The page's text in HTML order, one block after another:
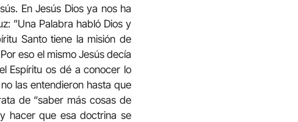
En Jesús Dios ya nos ha
”Una Palabra habló Dios y
Santo tiene la misión de
eso el mismo Jesús decía
Espíritu os dé a conocer lo
las entendieron hasta que
de “saber más cosas de
hacer que esa doctrina se